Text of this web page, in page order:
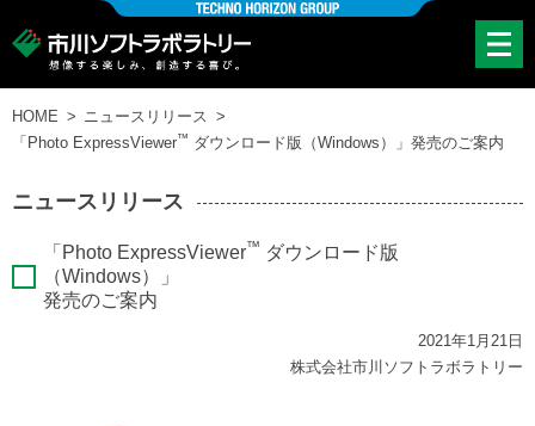
HOME
ニュースリリース
「Photo ExpressViewer™ ダウンロード版（Windows）」発売のご案内
ニュースリリース
「Photo ExpressViewer™ ダウンロード版
（Windows）」
発売のご案内
2021年1月21日
株式会社市川ソフトラボラトリー